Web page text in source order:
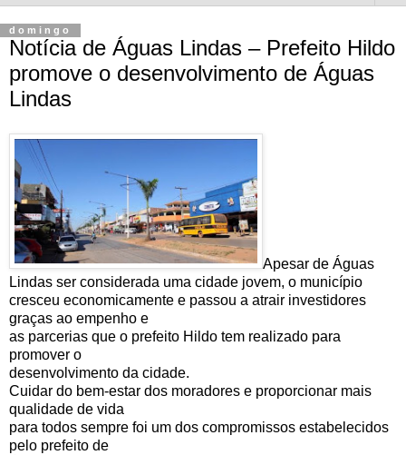
domingo
Notícia de Águas Lindas – Prefeito Hildo
promove o desenvolvimento de Águas
Lindas
Apesar de Águas
Lindas ser considerada uma cidade jovem, o município
cresceu economicamente e passou a atrair investidores
graças ao empenho e
as parcerias que o prefeito Hildo tem realizado para
promover o
desenvolvimento da cidade.
Cuidar do bem-estar dos moradores e proporcionar mais
qualidade de vida
para todos sempre foi um dos compromissos estabelecidos
pelo prefeito de